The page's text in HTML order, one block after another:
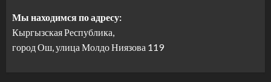
Мы находимся по адресу:
Кыргызская Республика,
город Ош, улица Молдо Ниязова 119